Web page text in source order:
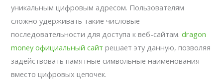
уникальным цифровым адресом. Пользователям
сложно удерживать такие числовые
последовательности для доступа к веб-сайтам.dragon
money официальный сайт решает эту данную, позволяя
задействовать памятные символьные наименования
вместо цифровых цепочек.